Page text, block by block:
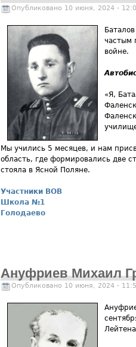
Опубликовано 10 июня, 2024 -
частым
войне.
«Я,
Мы учились 5 месяцев, и нам
область, где формировались две
стояла в Ясной Поляне.
Участники ВОВ
Школа №1
Голодаево
Ануфриев Михаил
Опубликовано 10 июня, 2024 -